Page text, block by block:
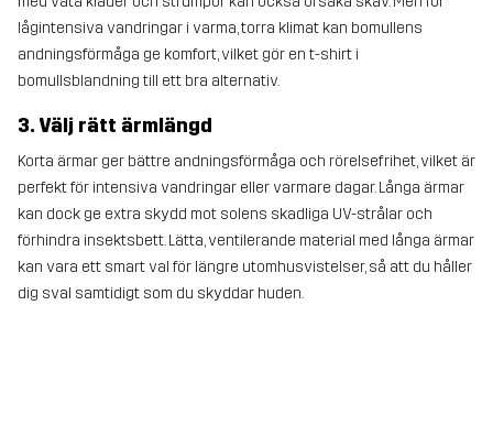
lågintensiva vandringar i varma, torra klimat kan bomullens
andningsförmåga ge komfort, vilket gör en t-shirt i
bomullsblandning till ett bra alternativ.
3. Välj rätt ärmlängd
Korta ärmar ger bättre andningsförmåga och rörelsefrihet, vilket är
perfekt för intensiva vandringar eller varmare dagar. Långa ärmar
kan dock ge extra skydd mot solens skadliga UV-strålar och
förhindra insektsbett. Lätta, ventilerande material med långa ärmar
kan vara ett smart val för längre utomhusvistelser, så att du håller
dig sval samtidigt som du skyddar huden.